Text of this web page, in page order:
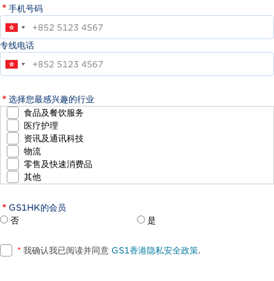
手机号码
专线电话
选择您最感兴趣的行业
食品及餐饮服务
医疗护理
资讯及通讯科技
物流
零售及快速消费品
其他
GS1HK的会员
否
是
* 我确认我已阅读并同意 GS1香港隐私安全政策.